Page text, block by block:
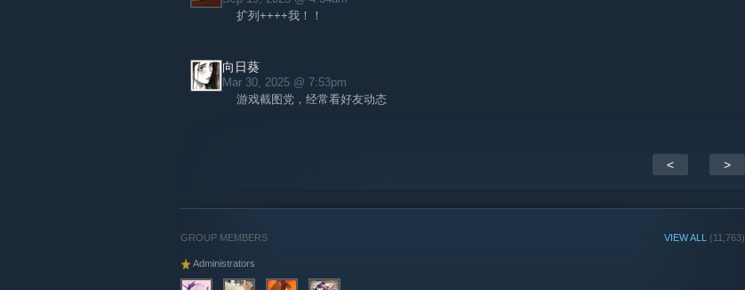
频，粉丝数2万余人，视频播放量250万，《不列颠全面战争》全球对战排行榜连续2个月第一，《幕府
heavypanze（UID1574275）：资深泛军事游戏玩家，从2015年开始在B站制作军事类游戏攻略视频，
粉丝数2万余人，视频播放量300万。
黯精灵夜风（UID31604293）：资深全面战争系列游戏玩家，从2016年开始在B站制作《全面战争》系
百度战锤全面战争贴吧吧主，“战锤”系列桌游及官方背景小说中文译制主要参与者，多届国内外“战
双尾彗星（UID48330353）：资深泛军事游戏玩家，从2016年开始在B站制作军事类游戏攻略视频，粉
丝数6万余人，视频播放量780万。
扩列++++我！！
向日葵
Mar 30, 2025 @ 7:53pm
游戏截图党，经常看好友动态
< >
VIEW ALL (11,763)
GROUP MEMBERS
Administrators